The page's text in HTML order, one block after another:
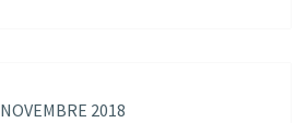
NOVEMBRE 2018